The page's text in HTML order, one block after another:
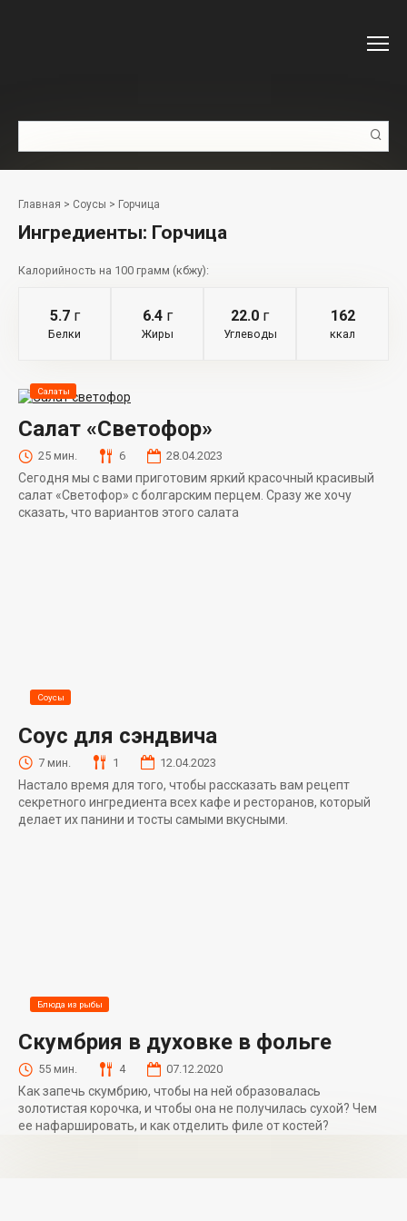
Главная > Соусы > Горчица
Ингредиенты: Горчица
Калорийность на 100 грамм (кбжу):
5.7г
Белки
6.4г
Жиры
22.0 г
Углеводы
162
ккал
Салаты
Салат «Светофор»
25 мин. 6 28.04.2023
Сегодня мы с вами приготовим яркий красочный красивый
салат «Светофор» с болгарским перцем. Сразу же хочу
сказать, что вариантов этого салата
Соусы
Соус для сэндвича
7 мин. 1 12.04.2023
Настало время для того, чтобы рассказать вам рецепт
секретного ингредиента всех кафе и ресторанов, который
делает их панини и тосты самыми вкусными.
Блюда из рыбы
Скумбрия в духовке в фольге
55 мин. 4 07.12.2020
Как запечь скумбрию, чтобы на ней образовалась
золотистая корочка, и чтобы она не получилась сухой? Чем
ее нафаршировать, и как отделить филе от костей?